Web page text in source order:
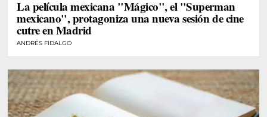
La película mexicana "Mágico", el "Superman
mexicano", protagoniza una nueva sesión de cine
cutre en Madrid
ANDRÉS FIDALGO